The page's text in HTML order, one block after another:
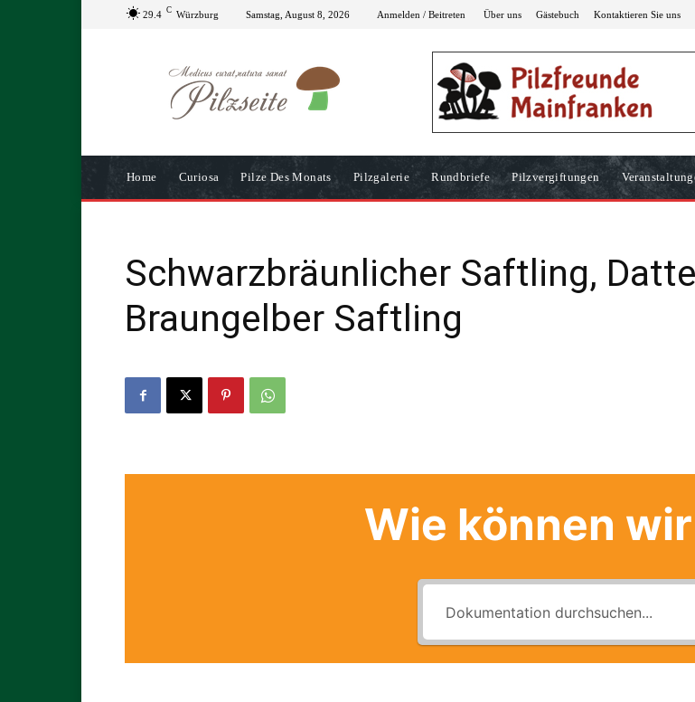
29.4 C Würzburg Samstag, August 8, 2026 Anmelden / Beitreten Über uns Gästebuch Kontaktieren Sie uns
Home Curiosa Pilze Des Monats Pilzgalerie Rundbriefe Pilzvergiftungen
Schwarzbräunlicher Saftling,
Braungelber Saftling
Wie können